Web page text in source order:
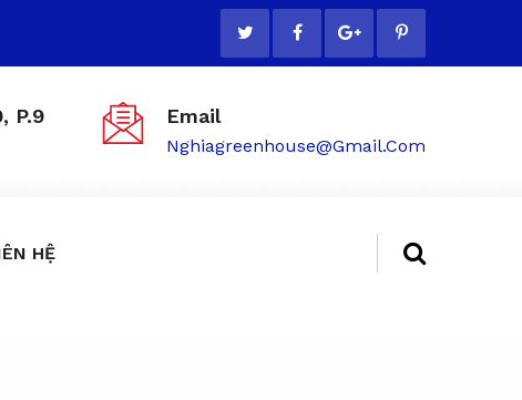
P.9 Email
Nghiagreenhouse@gmail.com
HỆ